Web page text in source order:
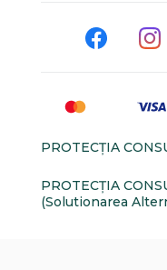
PROTECŢIA
PROTECŢIA
(Solutionarea